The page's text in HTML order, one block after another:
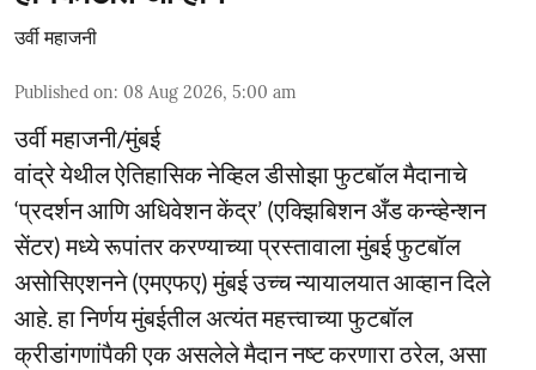
उर्वी महाजनी
Published on: 08 Aug 2026, 5:00 am
उर्वी महाजनी/मुंबई
वांद्रे येथील ऐतिहासिक नेव्हिल डीसोझा फुटबॉल मैदानाचे
‘प्रदर्शन आणि अधिवेशन केंद्र’ (एक्झिबिशन अँड कन्व्हेन्शन
सेंटर) मध्ये रूपांतर करण्याच्या प्रस्तावाला मुंबई फुटबॉल
असोसिएशनने (एमएफए) मुंबई उच्च न्यायालयात आव्हान दिले
आहे. हा निर्णय मुंबईतील अत्यंत महत्त्वाच्या फुटबॉल
क्रीडांगणांपैकी एक असलेले मैदान नष्ट करणारा ठरेल, असा